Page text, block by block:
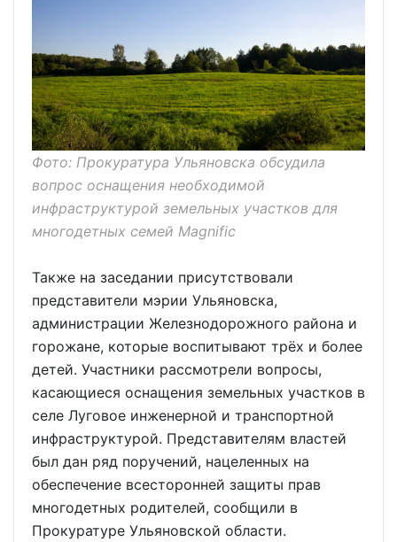
Фото: Прокуратура Ульяновска обсудила
вопрос оснащения необходимой
инфраструктурой земельных участков для
многодетных семей Magnific
Также на заседании присутствовали
представители мэрии Ульяновска,
администрации Железнодорожного района и
горожане, которые воспитывают трёх и более
детей. Участники рассмотрели вопросы,
касающиеся оснащения земельных участков в
селе Луговое инженерной и транспортной
инфраструктурой. Представителям властей
был дан ряд поручений, нацеленных на
обеспечение всесторонней защиты прав
многодетных родителей, сообщили в
Прокуратуре Ульяновской области.